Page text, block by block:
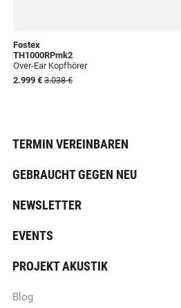
Fostex
TH1000RPmk2
Over-Ear Kopfhörer
2.999 € 3.038 €
TERMIN VEREINBAREN
GEBRAUCHT GEGEN NEU
NEWSLETTER
EVENTS
PROJEKT AKUSTIK
Blog